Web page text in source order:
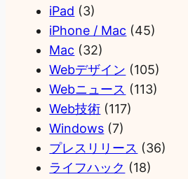
iPad (3)
iPhone / Mac (45)
Mac (32)
Webデザイン (105)
Webニュース (113)
Web技術 (117)
Windows (7)
プレスリリース (36)
ライフハック (18)